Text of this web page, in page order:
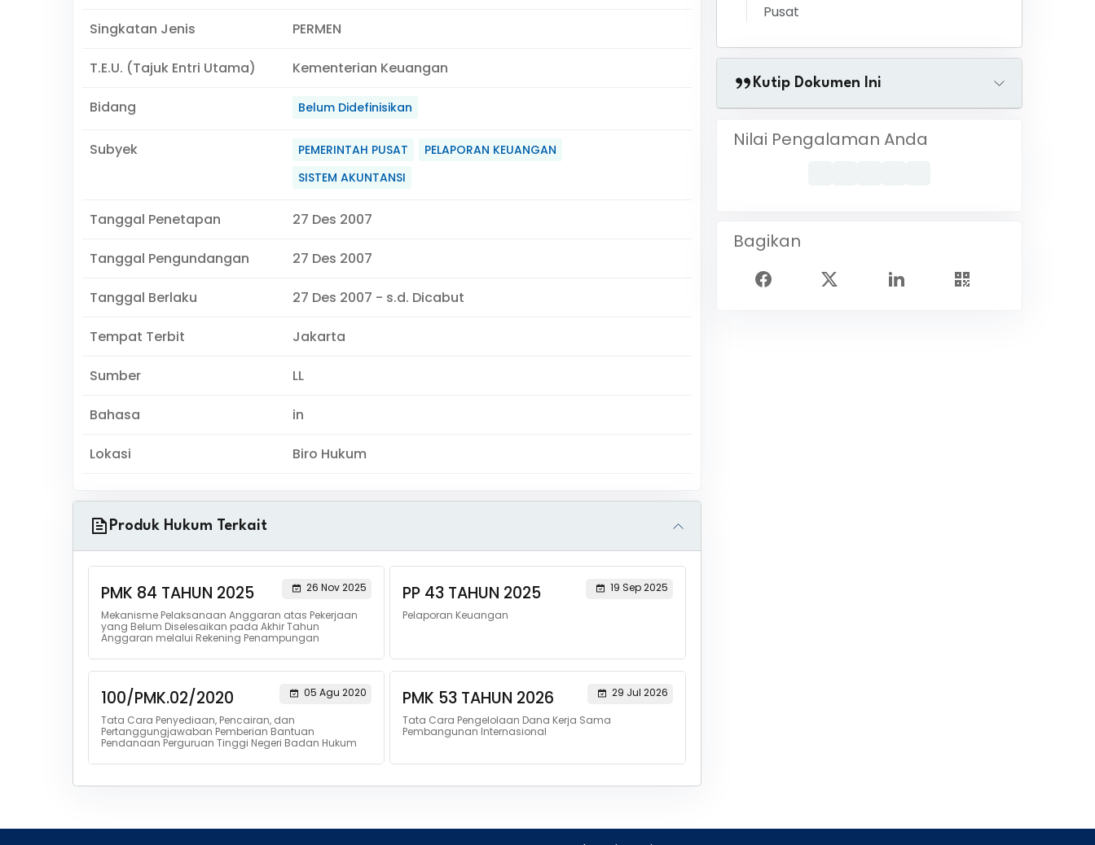
Singkatan Jenis PERMEN
T.E.U. (Tajuk Entri Utama) Kementerian Keuangan
Bidang Belum Didefinisikan
Subyek PEMERINTAH PUSAT
PELAPORAN KEUANGAN
SISTEM AKUNTANSI
Tanggal Penetapan 27 Des 2007
Tanggal Pengundangan 27 Des 2007
Tanggal Berlaku 27 Des 2007 - s.d. Dicabut
Tempat Terbit Jakarta
Sumber LL
Bahasa in
Lokasi Biro Hukum
Produk Hukum Terkait
PMK 84 TAHUN 2025
26 Nov 2025
Mekanisme Pelaksanaan Anggaran atas Pekerjaan
yang Belum Diselesaikan pada Akhir Tahun
Anggaran melalui Rekening Penampungan
PP 43 TAHUN 2025
19 Sep 2025
Pelaporan Keuangan
100/PMK.02/2020
05 Agu 2020
Tata Cara Penyediaan, Pencairan, dan
Pertanggungjawaban Pemberian Bantuan
Pendanaan Perguruan Tinggi Negeri Badan Hukum
PMK 53 TAHUN 2026
29 Jul 2026
Tata Cara Pengelolaan Dana Kerja Sama
Pembangunan Internasional
Pusat
Kutip Dokumen Ini
Nilai Pengalaman Anda
Bagikan